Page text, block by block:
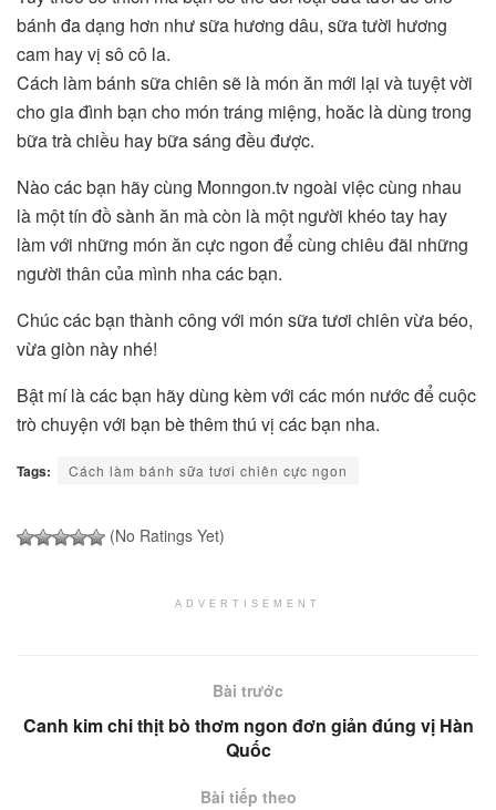
bánh đa dạng hơn như sữa hương dâu, sữa tười hương
cam hay vị sô cô la.
Cách làm bánh sữa chiên sẽ là món ăn mới lại và tuyệt vời
cho gia đình bạn cho món tráng miệng, hoăc là dùng trong
bữa trà chiều hay bữa sáng đều được.
Nào các bạn hãy cùng Monngon.tv ngoài việc cùng nhau
là một tín đồ sành ăn mà còn là một người khéo tay hay
làm với những món ăn cực ngon để cùng chiêu đãi những
người thân của mình nha các bạn.
Chúc các bạn thành công với món sữa tươi chiên vừa béo,
vừa giòn này nhé!
Bật mí là các bạn hãy dùng kèm với các món nước để cuộc
trò chuyện với bạn bè thêm thú vị các bạn nha.
Tags: Cách làm bánh sữa tươi chiên cực ngon
(No Ratings Yet)
ADVERTISEMENT
Bài trước
Canh kim chi thịt bò thơm ngon đơn giản đúng vị Hàn
Quốc
Bài tiếp theo